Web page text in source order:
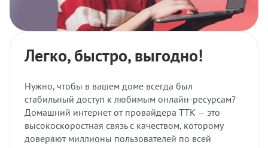
Легко, быстро, выгодно!
Нужно, чтобы в вашем доме всегда был
стабильный доступ к любимым онлайн-ресурсам?
Домашний интернет от провайдера ТТК — это
высокоскоростная связь с качеством, которому
доверяют миллионы пользователей по всей